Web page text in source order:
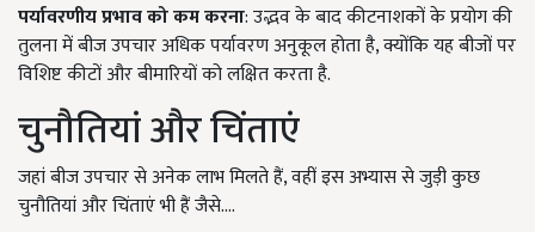
पर्यावरणीय प्रभाव को कम करना: उद्भव के बाद कीटनाशकों के प्रयोग की
तुलना में बीज उपचार अधिक पर्यावरण अनुकूल होता है, क्योंकि यह बीजों पर
विशिष्ट कीटों और बीमारियों को लक्षित करता है.
चुनौतियां और चिंताएं
जहां बीज उपचार से अनेक लाभ मिलते हैं, वहीं इस अभ्यास से जुड़ी कुछ
चुनौतियां और चिंताएं भी हैं जैसे.…